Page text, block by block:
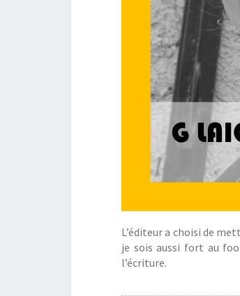
L’éditeur a choisi de
je sois aussi fort au
l’écriture.